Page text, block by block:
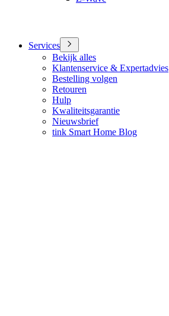
Services
Bekijk alles
Klantenservice & Expertadvies
Bestelling volgen
Retouren
Hulp
Kwaliteitsgarantie
Nieuwsbrief
tink Smart Home Blog